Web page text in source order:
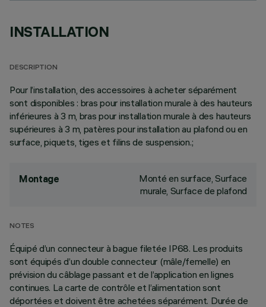
INSTALLATION
DESCRIPTION
Pour l’installation, des accessoires à acheter séparément
sont disponibles : bras pour installation murale à des hauteurs
inférieures à 3 m, bras pour installation murale à des hauteurs
supérieures à 3 m, patères pour installation au plafond ou en
surface, piquets, tiges et filins de suspension.;
Montage
Monté en surface, Surface
murale, Surface de plafond
NOTES
Équipé d’un connecteur à bague filetée IP68. Les produits
sont équipés d’un double connecteur (mâle/femelle) en
prévision du câblage passant et de l’application en lignes
continues. La carte de contrôle et l’alimentation sont
déportées et doivent être achetées séparément. Durée de